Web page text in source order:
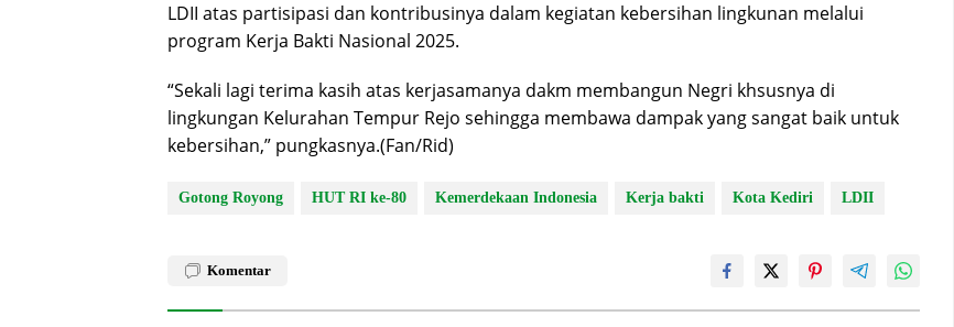
LDII atas partisipasi dan kontribusinya dalam kegiatan kebersihan lingkunan melalui
program Kerja Bakti Nasional 2025.
“Sekali lagi terima kasih atas kerjasamanya dakm membangun Negri khsusnya di
lingkungan Kelurahan Tempur Rejo sehingga membawa dampak yang sangat baik untuk
kebersihan,” pungkasnya.(Fan/Rid)
Gotong Royong HUT RI ke-80 Kemerdekaan Indonesia Kerja bakti Kota Kediri LDII
Komentar